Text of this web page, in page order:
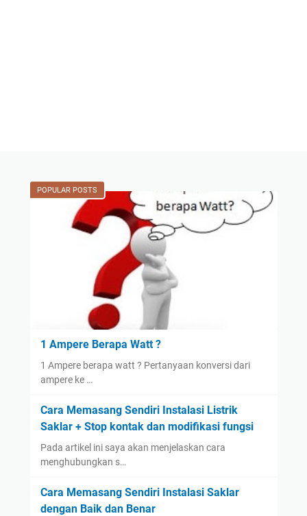
POPULAR POSTS
1 Ampere Berapa Watt ?
1 Ampere berapa watt ? Pertanyaan konversi dari
ampere ke …
Cara Memasang Sendiri Instalasi Listrik
Saklar + Stop kontak dan modifikasi fungsi
Pada artikel ini saya akan menjelaskan cara
menghubungkan s…
Cara Memasang Sendiri Instalasi Saklar
dengan Baik dan Benar